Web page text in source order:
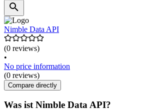
Nimble Data API
(0 reviews)
•
No price information
(0 reviews)
Compare directly
Was ist Nimble Data API?